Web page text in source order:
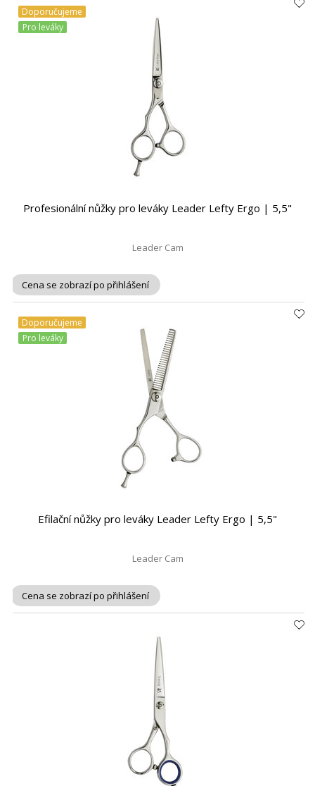
Doporučujeme
Pro leváky
Profesionální nůžky pro leváky Leader Lefty Ergo | 5,5"
Leader Cam
Cena se zobrazí po přihlášení
Doporučujeme
Pro leváky
Efilační nůžky pro leváky Leader Lefty Ergo | 5,5"
Leader Cam
Cena se zobrazí po přihlášení